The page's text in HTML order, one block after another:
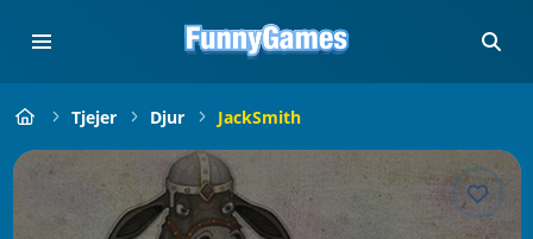
Tjejer Djur JackSmith